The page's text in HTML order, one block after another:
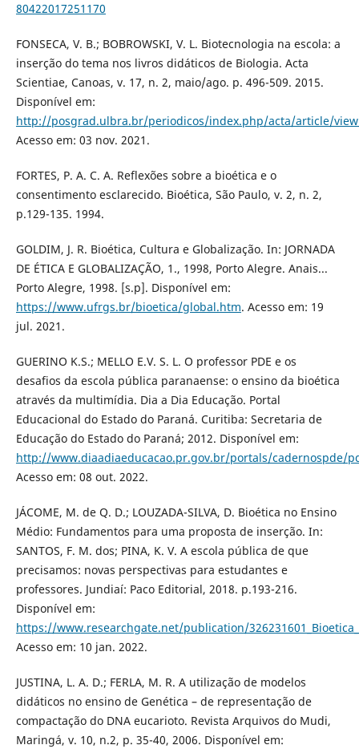
80422017251170
FONSECA, V. B.; BOBROWSKI, V. L. Biotecnologia na escola: a
inserção do tema nos livros didáticos de Biologia. Acta
Scientiae, Canoas, v. 17, n. 2, maio/ago. p. 496-509. 2015.
Disponível em:
http://posgrad.ulbra.br/periodicos/index.php/acta/article/
Acesso em: 03 nov. 2021.
FORTES, P. A. C. A. Reflexões sobre a bioética e o
consentimento esclarecido. Bioética, São Paulo, v. 2, n. 2,
p.129-135. 1994.
GOLDIM, J. R. Bioética, Cultura e Globalização. In: JORNADA
DE ÉTICA E GLOBALIZAÇÃO, 1., 1998, Porto Alegre. Anais...
Porto Alegre, 1998. [s.p]. Disponível em:
https://www.ufrgs.br/bioetica/global.htm. Acesso em: 19
jul. 2021.
GUERINO K.S.; MELLO E.V. S. L. O professor PDE e os
desafios da escola pública paranaense: o ensino da bioética
através da multimídia. Dia a Dia Educação. Portal
Educacional do Estado do Paraná. Curitiba: Secretaria de
Educação do Estado do Paraná; 2012. Disponível em:
http://www.diaadiaeducacao.pr.gov.br/portals/cadernospde/
Acesso em: 08 out. 2022.
JÁCOME, M. de Q. D.; LOUZADA-SILVA, D. Bioética no Ensino
Médio: Fundamentos para uma proposta de inserção. In:
SANTOS, F. M. dos; PINA, K. V. A escola pública de que
precisamos: novas perspectivas para estudantes e
professores. Jundiaí: Paco Editorial, 2018. p.193-216.
Disponível em:
https://www.researchgate.net/publication/
Acesso em: 10 jan. 2022.
JUSTINA, L. A. D.; FERLA, M. R. A utilização de modelos
didáticos no ensino de Genética – de representação de
compactação do DNA eucarioto. Revista Arquivos do Mudi,
Maringá, v. 10, n.2, p. 35-40, 2006. Disponível em: